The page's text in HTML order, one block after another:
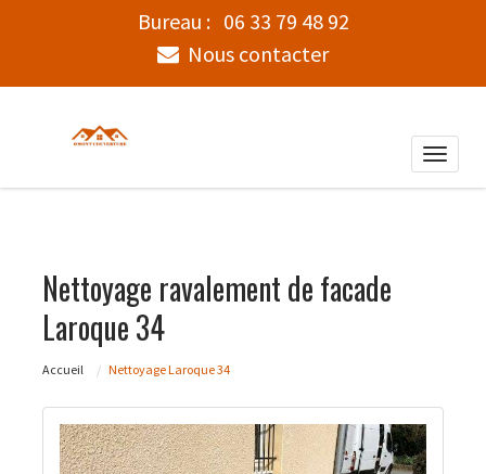
Bureau : 06 33 79 48 92
Nous contacter
Toggle
Nettoyage ravalement de facade
Laroque 34
Accueil Nettoyage Laroque 34